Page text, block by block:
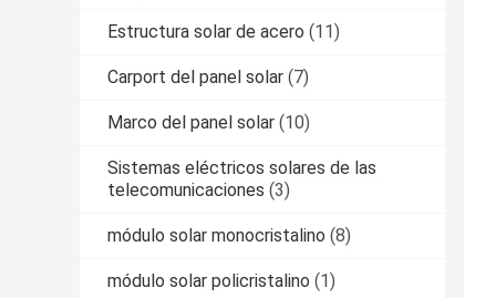
Estructura solar de acero (11)
Carport del panel solar (7)
Marco del panel solar (10)
Sistemas eléctricos solares de las
telecomunicaciones (3)
módulo solar monocristalino (8)
módulo solar policristalino (1)